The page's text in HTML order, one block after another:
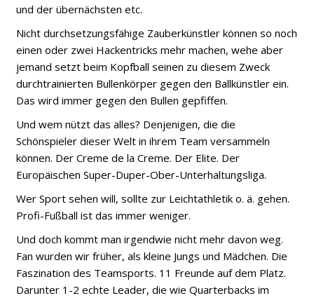
und der übernächsten etc.
Nicht durchsetzungsfähige Zauberkünstler können so noch
einen oder zwei Hackentricks mehr machen, wehe aber
jemand setzt beim Kopfball seinen zu diesem Zweck
durchtrainierten Bullenkörper gegen den Ballkünstler ein.
Das wird immer gegen den Bullen gepfiffen.
Und wem nützt das alles? Denjenigen, die die
Schönspieler dieser Welt in ihrem Team versammeln
können. Der Creme de la Creme. Der Elite. Der
Europäischen Super-Duper-Ober-Unterhaltungsliga.
Wer Sport sehen will, sollte zur Leichtathletik o. ä. gehen.
Profi-Fußball ist das immer weniger.
Und doch kommt man irgendwie nicht mehr davon weg.
Fan wurden wir früher, als kleine Jungs und Mädchen. Die
Faszination des Teamsports. 11 Freunde auf dem Platz.
Darunter 1-2 echte Leader, die wie Quarterbacks im